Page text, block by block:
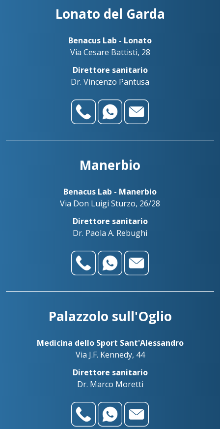
Lonato del Garda
Benacus Lab - Lonato
Via Cesare Battisti, 28
Direttore sanitario
Dr. Vincenzo Pantusa
Manerbio
Benacus Lab - Manerbio
Via Don Luigi Sturzo, 26/28
Direttore sanitario
Dr. Paola A. Rebughi
Palazzolo sull'Oglio
Medicina dello Sport Sant'Alessandro
Via J.F. Kennedy, 44
Direttore sanitario
Dr. Marco Moretti